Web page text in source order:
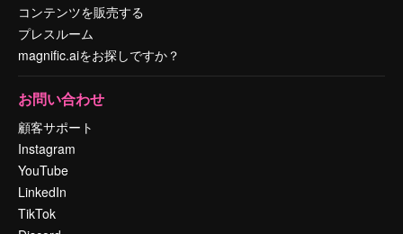
コンテンツを販売する
プレスルーム
magnific.aiをお探しですか？
お問い合わせ
顧客サポート
Instagram
YouTube
LinkedIn
TikTok